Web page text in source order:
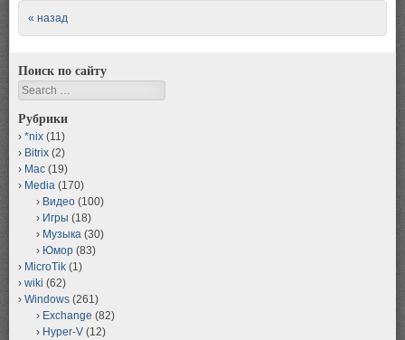
Post navigation
« назад
Поиск по сайту
Search
Рубрики
*nix (11)
Bitrix (2)
Mac (19)
Media (170)
Видео (100)
Игры (18)
Музыка (30)
Юмор (83)
MicroTik (1)
wiki (62)
Windows (261)
Exchange (82)
Hyper-V (12)